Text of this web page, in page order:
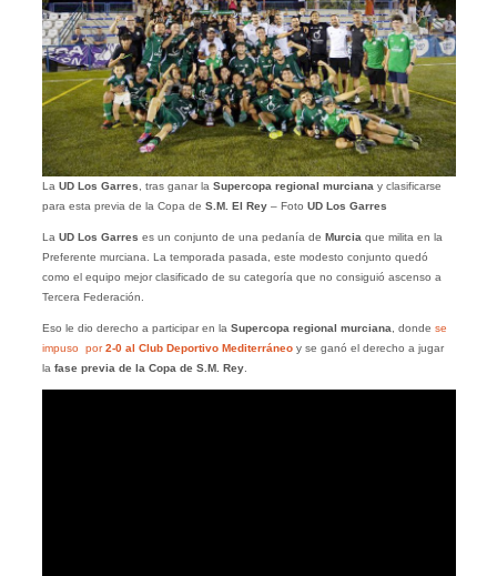
La UD Los Garres , tras ganar la Supercopa regional murciana y clasificarse
para esta previa de la Copa de S.M. El Rey– Foto UD Los Garres
La UD Los Garres es un conjunto de una pedanía de Murcia que milita en la
Preferente murciana. La temporada pasada, este modesto conjunto quedó
como el equipo mejor clasificado de su categoría que no consiguió ascenso a
Tercera Federación.
Eso le dio derecho a participar en la Supercopa regional murciana , donde se
impuso por2-0 al Club Deportivo Mediterráneo y se ganó el derecho a jugar
la fase previa de la Copa de S.M. Rey.